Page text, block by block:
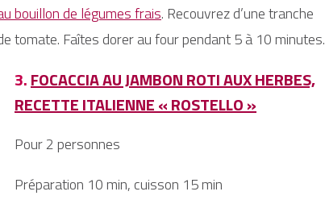
bouillon de légumes frais. Recouvrez d’une tranche
tomate. Faîtes dorer au four pendant 5 à 10 minutes.
3.FOCACCIA AU JAMBON ROTI AUX HERBES,
RECETTE ITALIENNE « ROSTELLO »
Pour 2 personnes
Préparation 10 min, cuisson 15 min